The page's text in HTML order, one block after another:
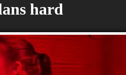
hard